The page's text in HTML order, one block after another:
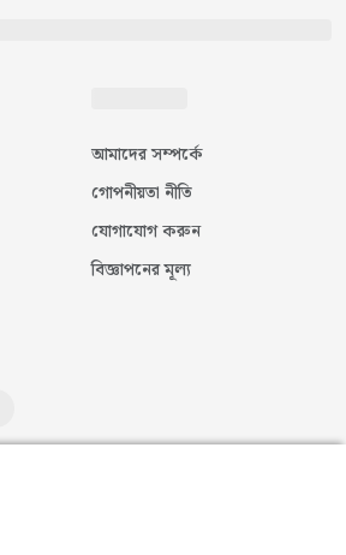
আমাদের সম্পর্কে
গোপনীয়তা নীতি
যোগাযোগ করুন
বিজ্ঞাপনের মূল্য